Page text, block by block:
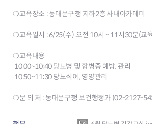
❍교육장소 : 동대문구청 지하2층 사내아카데미
❍교육일시 : 6/25(수) 오전 10시 ~ 11시30분(교
❍교육내용
10:00~10:40 당뇨병 및 합병증 예방, 관리
10:50~11:30 당뇨식이, 영양관리
❍문 의 처 : 동대문구청 보건행정과 (02-2127-